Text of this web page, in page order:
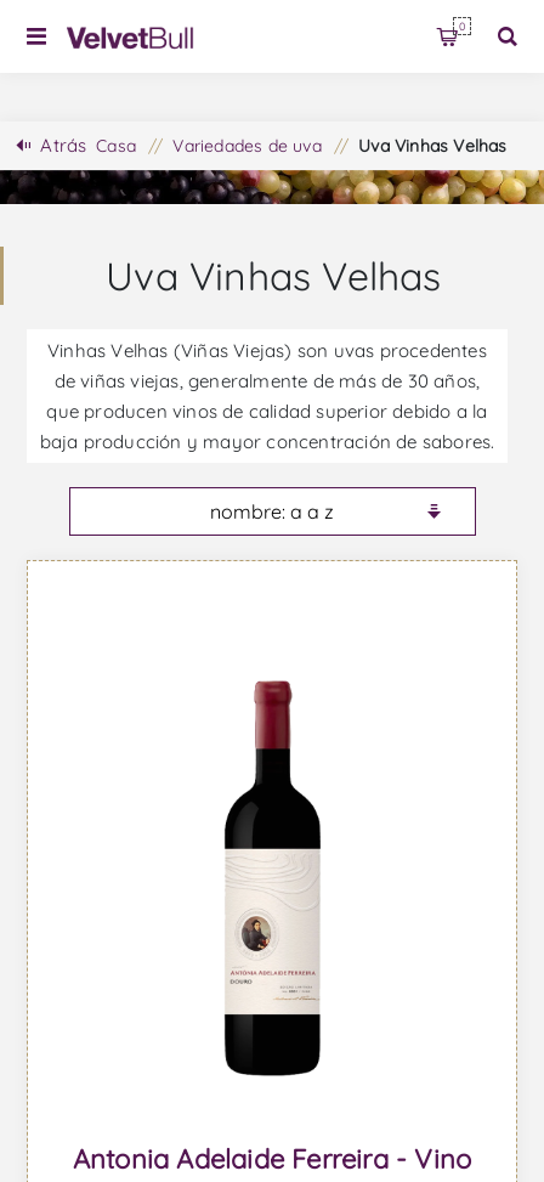
0
Atrás Casa / Variedades de uva / Uva Vinhas Velhas
Uva Vinhas Velhas
Vinhas Velhas (Viñas Viejas) son uvas procedentes
de viñas viejas, generalmente de más de 30 años,
que producen vinos de calidad superior debido a la
baja producción y mayor concentración de sabores.
Antonia Adelaide Ferreira - Vino